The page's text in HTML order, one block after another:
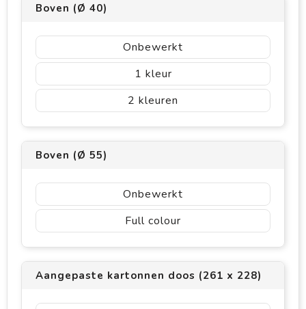
Boven (Ø 40)
Onbewerkt
1
2
Boven (Ø 55)
Onbewerkt
Full colour
Aangepaste kartonnen doos (261 x 228)